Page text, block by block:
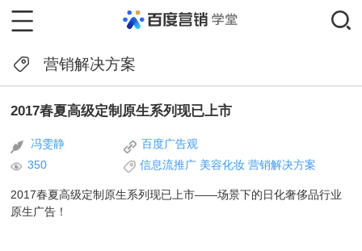
营销解决方案
2017春夏高级定制原生系列现已上市
冯雯静
百度广告观
350
信息流推广 美容化妆 营销解决方案
2017春夏高级定制原生系列现已上市——场景下的日化奢侈品行业
原生广告！